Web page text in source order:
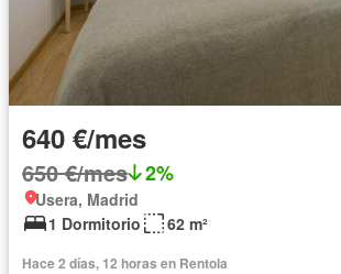
640 €/mes
650 €/mes 2%
Usera, Madrid
1 Dormitorio
62 m²
Hace 2 días, 12 horas en Rentola